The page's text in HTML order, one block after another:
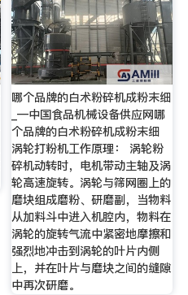
哪个品牌的白术粉碎机成粉末细
_—中国食品机械设备供应网哪
个品牌的白术粉碎机成粉末细
涡轮打粉机工作原理： 涡轮粉
碎机动转时，电机带动主轴及涡
轮高速旋转。涡轮与筛网圈上的
磨块组成磨粉、研磨副，当物料
从加料斗中进入机腔内，物料在
涡轮的旋转气流中紧密地摩擦和
强烈地冲击到涡轮的叶片内侧
上，并在叶片与磨块之间的缝隙
中再次研磨。